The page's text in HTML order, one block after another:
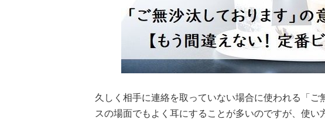
久しく相手に連絡を取っていない場合に使われる「
スの場面でもよく耳にすることが多いのですが、使い